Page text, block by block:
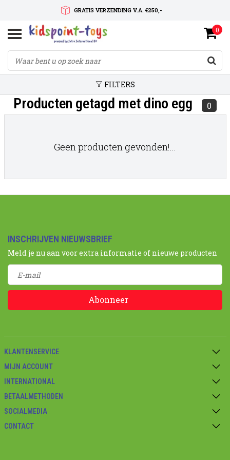
GRATIS VERZENDING V.A. €250,-
SNELLE LEVERTIJD
SERVICE OP MAAT
0
FILTERS
Producten getagd met dino egg 0
Geen producten gevonden!...
INSCHRIJVEN NIEUWSBRIEF
Meld je nu aan voor extra informatie of nieuwe producten
Abonneer
KLANTENSERVICE
MIJN ACCOUNT
INTERNATIONAL
BETAALMETHODEN
SOCIALMEDIA
CONTACT